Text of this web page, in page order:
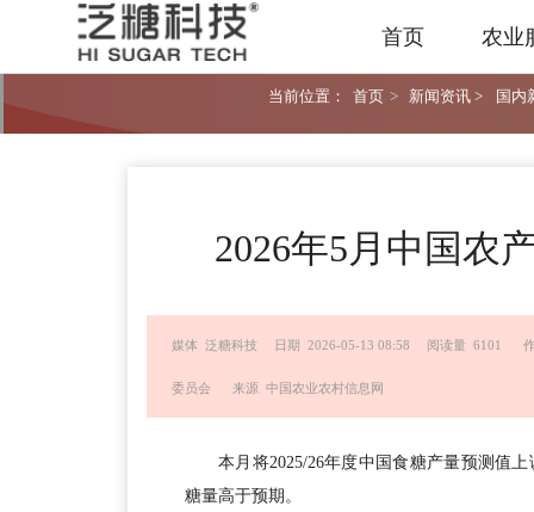
首页 农业
当前位置： 首页 > 新闻资讯 > 国内
2026年5月中国农
媒体 泛糖科技 日期 2026-05-13 08:58 阅读量 6101
委员会 来源 中国农业农村信息网
本月将2025/26年度中国食糖产量预测值
糖量高于预期。